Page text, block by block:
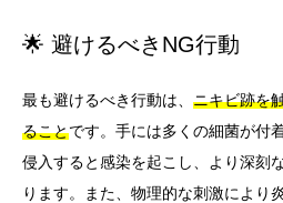
🌟 避けるべきNG行動
最も避けるべき行動は、 ニキビ跡を
ることです。手には多くの細菌が付
侵入すると感染を起こし、より深刻
ります。また、物理的な刺激により